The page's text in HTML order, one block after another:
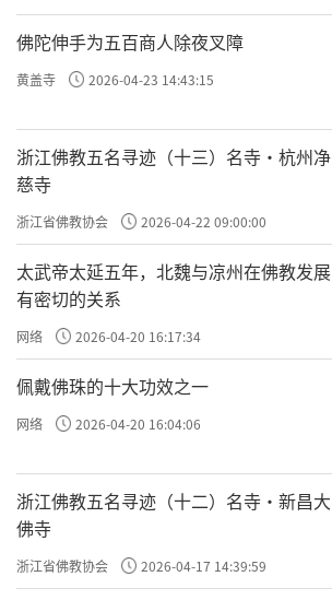
佛陀伸手为五百商人除夜叉障
黄盖寺 2026-04-23 14:43:15
浙江佛教五名寻迹（十三）名寺·杭州净
慈寺
浙江省佛教协会 2026-04-22 09:00:00
太武帝太延五年，北魏与凉州在佛教发展
有密切的关系
网络 2026-04-20 16:17:34
佩戴佛珠的十大功效之一
网络 2026-04-20 16:04:06
浙江佛教五名寻迹（十二）名寺·新昌大
佛寺
浙江省佛教协会 2026-04-17 14:39:59